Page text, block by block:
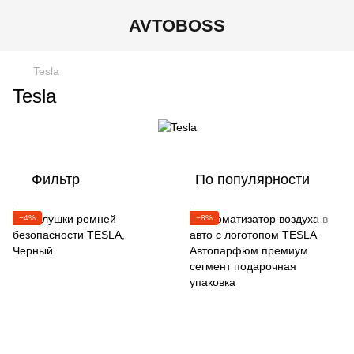
AVTOBOSS
Tesla
Tesla
Фильтр По популярности
−4% −8%